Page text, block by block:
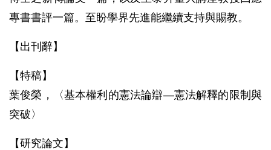
專書書評一篇。至盼學界先進能繼續支持與賜教。
【出刊辭】
【特稿】
葉俊榮，〈基本權利的憲法論辯—憲法解釋的限制與
突破〉
【研究論文】